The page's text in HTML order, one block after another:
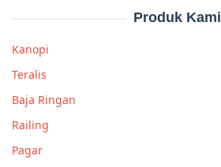
Produk Kami
Kanopi
Teralis
Baja Ringan
Railing
Pagar